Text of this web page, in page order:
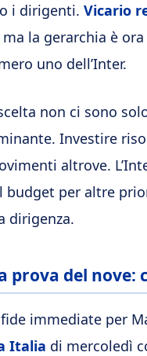
i dirigenti. Vicario
la gerarchia è
uno dell’Inter.
non ci sono
Investire
altrove.
budget per altre
dirigenza.
prova del nove:
immediate per
Italia di mercoledì